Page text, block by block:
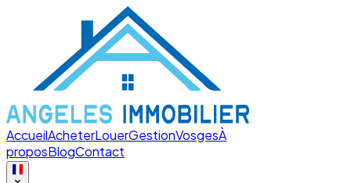
AccueilAcheterLouerGestionVosgesÀ
proposBlogContact